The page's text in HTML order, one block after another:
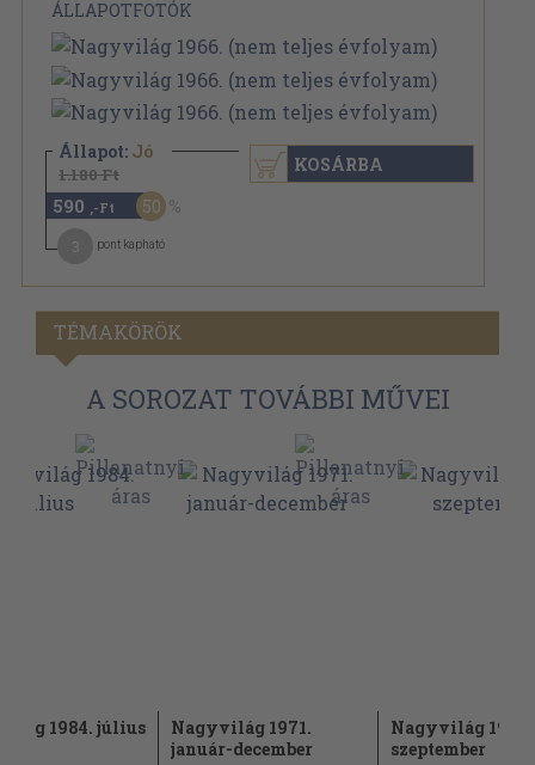
ÁLLAPOTFOTÓK
Állapot: Jó
1.180 Ft
590 ,-Ft 50
pont kapható
KOSÁRBA
TÉMAKÖRÖK
A SOROZAT TOVÁBBI MŰVEI
1984. július
Nagyvilág 1971.
január-december
Nagyvilág 1968.
szeptember